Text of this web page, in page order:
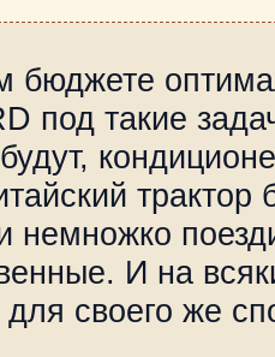
бюджете
под такие
трактор
немножко
И на
для своего же